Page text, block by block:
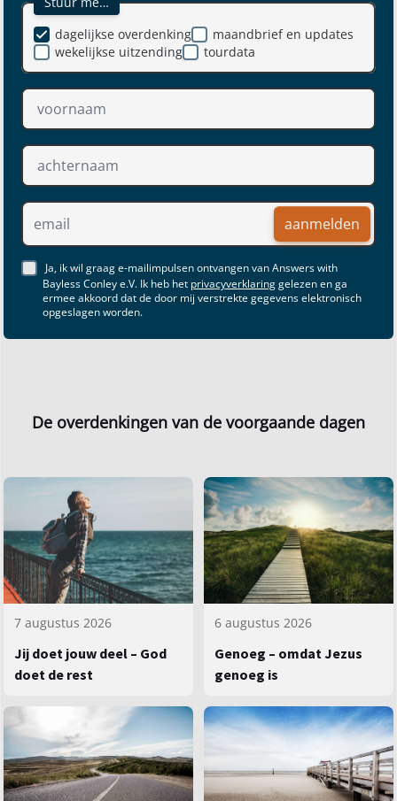
maandbrief en updates
dagelijkse overdenking
wekelijkse uitzending
tourdata
aanmelden
Ja, ik wil graag e-mailimpulsen ontvangen van Answers with
Bayless Conley e.V. Ik heb het privacyverklaringgelezen en ga
ermee akkoord dat de door mij verstrekte gegevens elektronisch
opgeslagen worden.
De overdenkingen van de voorgaande dagen
7 augustus 2026
Jij doet jouw deel – God
doet de rest
6 augustus 2026
Genoeg – omdat Jezus
genoeg is